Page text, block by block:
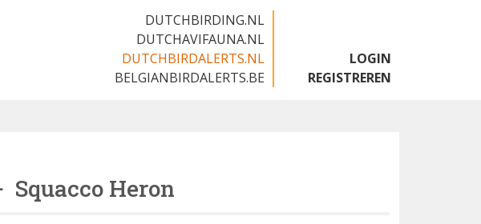
DUTCHBIRDING.NL
DUTCHAVIFAUNA.NL
DUTCHBIRDALERTS.NL
BELGIANBIRDALERTS.BE
LOGIN
REGISTREREN
· Squacco Heron